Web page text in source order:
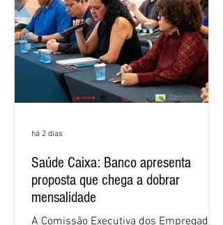
Saúde Caixa: Banco apresenta
proposta que chega a dobrar
mensalidade
A Comissão Executiva dos Empregados
há 2 dias